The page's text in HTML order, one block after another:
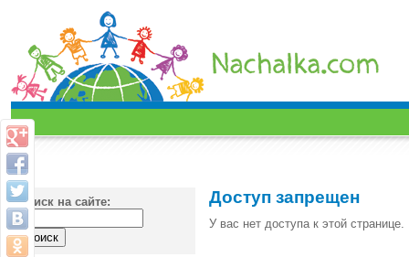
Поиск на сайте: Доступ запрещен
У вас нет доступа к этой странице.